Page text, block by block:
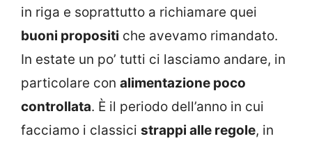
in riga e soprattutto a richiamare quei
buoni propositi che avevamo rimandato.
In estate un po’ tutti ci lasciamo andare, in
particolare con alimentazione poco
controllata. È il periodo dell’anno in cui
facciamo i classici strappi alle regole, in